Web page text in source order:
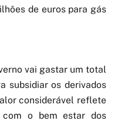
de euros para gás
vai gastar um total
subsidiar os derivados
considerável reflete
com o bem estar dos